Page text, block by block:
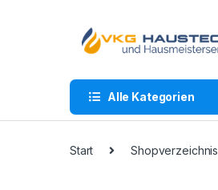
Alle Kategorien
Start Shopverzeichnis